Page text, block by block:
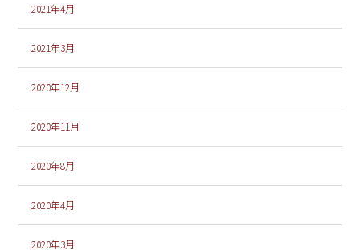
2021年4月
2021年3月
2020年12月
2020年11月
2020年8月
2020年4月
2020年3月